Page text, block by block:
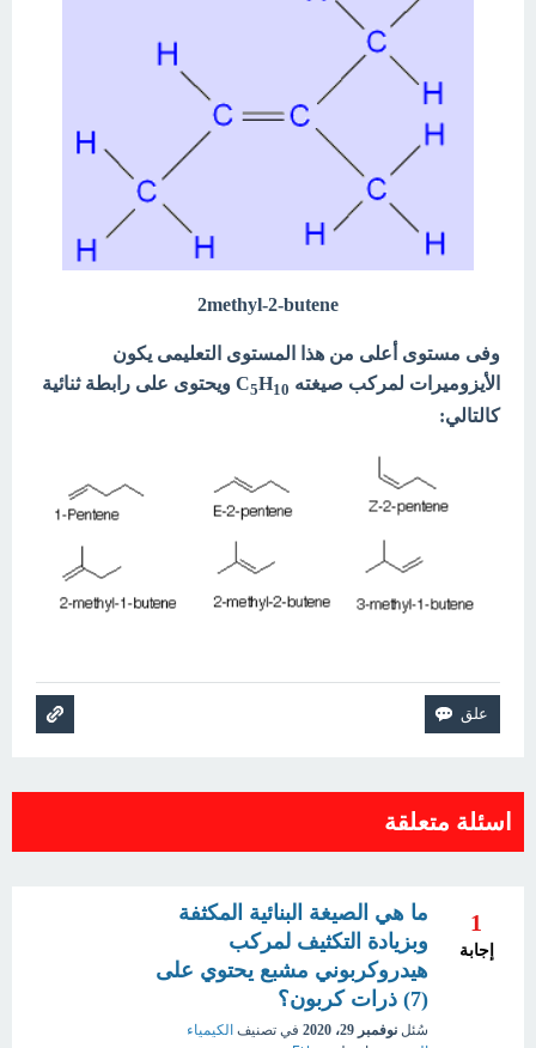
2methyl-2-butene
وفى مستوى أعلى من هذا المستوى التعليمى يكون
الأيزوميرات لمركب صيغته C
5H10
ويحتوى على رابطة ثنائية
كالتالي:
اسئلة متعلقة
1
إجابة
ما هي الصيغة البنائية المكثفة
وبزيادة التكثيف لمركب
هيدروكربوني مشبع يحتوي على
(7) ذرات كربون؟
سُئل نوفمبر 29، 2020 في تصنيف الكيمياء